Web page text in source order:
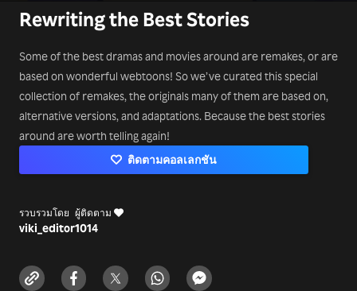
Rewriting the Best Stories
Some of the best dramas and movies around are remakes, or are
based on wonderful webtoons! So we’ve curated this special
collection of remakes, the originals many of them are based on,
alternative versions, and adaptations. Because the best stories
around are worth telling again!
ติดตามคอลเลกชัน
รวบรวมโดย
viki_editor
ผู้ติดตาม
1014